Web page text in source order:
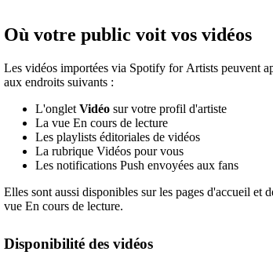
Où votre public voit vos vidéos
Les vidéos importées via Spotify for Artists peuvent
aux endroits suivants :
L'onglet Vidéo sur votre profil d'artiste
La vue En cours de lecture
Les playlists éditoriales de vidéos
La rubrique Vidéos pour vous
Les notifications Push envoyées aux fans
Elles sont aussi disponibles sur les pages d'accueil et
vue En cours de lecture.
Disponibilité des vidéos